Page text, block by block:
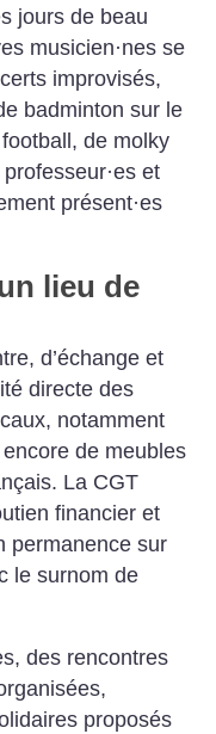
jours de beau
musicien·nes se
improvisés,
badminton sur le
de molky
·es et
présent·es
lieu de
d’échange et
directe des
notamment
de meubles
La CGT
financier et
permanence sur
le surnom de
des rencontres
proposés